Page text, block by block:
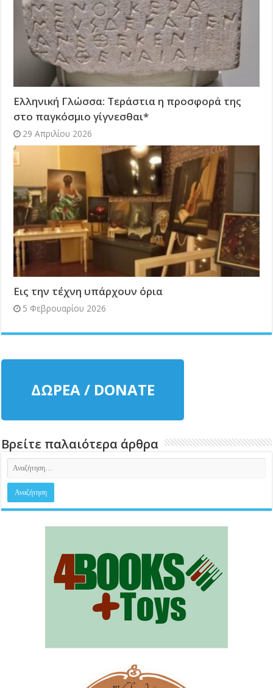
Ελληνική Γλώσσα: Τεράστια η προσφορά της
στο παγκόσμιο γίγνεσθαι*
29 Απριλίου 2026
Εις την τέχνη υπάρχουν όρια
5 Φεβρουαρίου 2026
ΔΩΡΕΑ / DONATE
Βρείτε παλαιότερα άρθρα